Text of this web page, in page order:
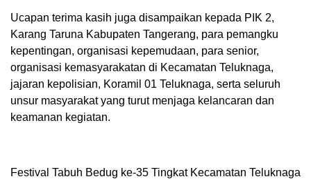
Ucapan terima kasih juga disampaikan kepada PIK 2,
Karang Taruna Kabupaten Tangerang, para pemangku
kepentingan, organisasi kepemudaan, para senior,
organisasi kemasyarakatan di Kecamatan Teluknaga,
jajaran kepolisian, Koramil 01 Teluknaga, serta seluruh
unsur masyarakat yang turut menjaga kelancaran dan
keamanan kegiatan.
Festival Tabuh Bedug ke-35 Tingkat Kecamatan Teluknaga